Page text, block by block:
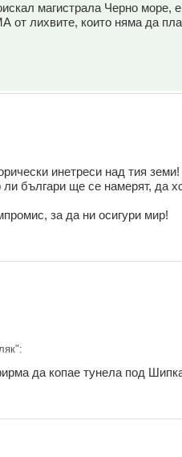
магистрала Черно
лихвите, които няма да
инетреси над тия
ли българи ще се намерят, да
за да ни осигури мир!
да копае тунела под